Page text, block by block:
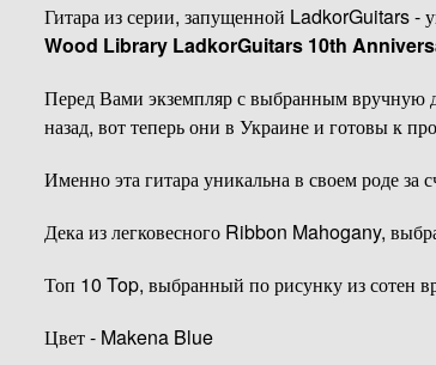
Гитара из серии, запущенной LadkorGuitars -
Wood Library LadkorGuitars 10th
Перед Вами экземпляр с выбранным вручную
назад, вот теперь они в Украине и готовы к
Именно эта гитара уникальна в своем роде
Дека из легковесного Ribbon Mahogany,
Топ 10 Top, выбранный по рисунку из сотен
Цвет - Makena Blue